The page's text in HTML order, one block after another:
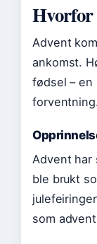
Hvorfor
Advent
ankomst.
fødsel – en
Advent har
ble brukt
som